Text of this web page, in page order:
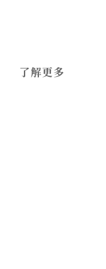
了解更多